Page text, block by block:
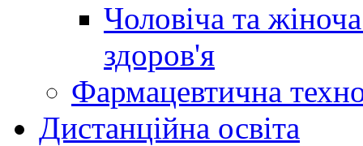
Чоловіча та
здоров'я
Фармацевтична
Дистанційна освіта